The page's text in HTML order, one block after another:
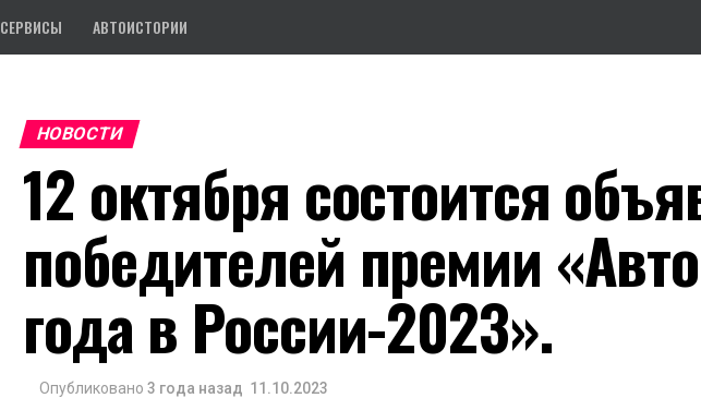
СЕРВИСЫ АВТОИСТОРИИ
НОВОСТИ
12 октября состоится
победителей премии
года в России-2023».
Опубликовано 3 года назад 11.10.2023